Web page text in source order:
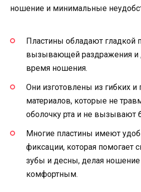
ношение и минимальные
Пластины обладают гладкой
вызывающей раздражения и
время ношения.
Они изготовлены из гибких и
материалов, которые не
оболочку рта и не вызывают
Многие пластины имеют
фиксации, которая помогает
зубы и десны, делая ношение
комфортным.